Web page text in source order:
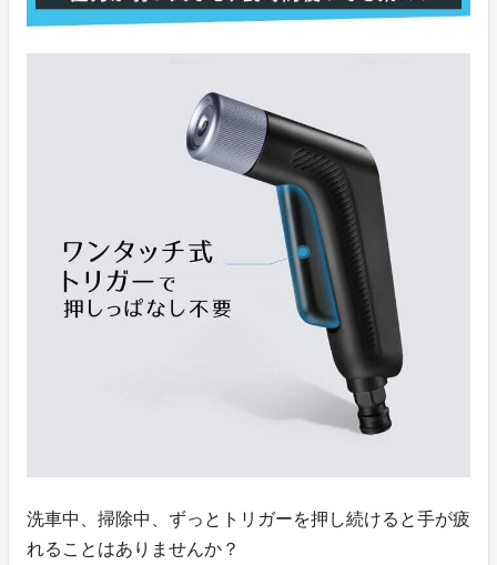
洗車中、掃除中、ずっとトリガーを押し続けると手が疲
れることはありませんか？